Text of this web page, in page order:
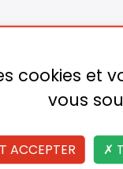
cookies et
vous
ACCEPTER